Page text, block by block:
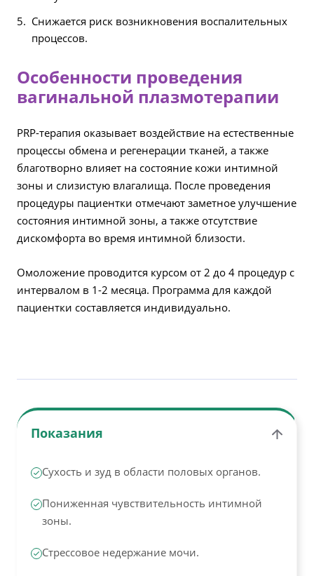
Снижается риск возникновения воспалительных
процессов.
Особенности проведения
вагинальной плазмотерапии
PRP-терапия оказывает воздействие на естественные
процессы обмена и регенерации тканей, а также
благотворно влияет на состояние кожи интимной
зоны и слизистую влагалища. После проведения
процедуры пациентки отмечают заметное улучшение
состояния интимной зоны, а также отсутствие
дискомфорта во время интимной близости.
Омоложение проводится курсом от 2 до 4 процедур с
интервалом в 1-2 месяца. Программа для каждой
пациентки составляется индивидуально.
Показания
Сухость и зуд в области половых органов.
Пониженная чувствительность интимной
зоны.
Стрессовое недержание мочи.